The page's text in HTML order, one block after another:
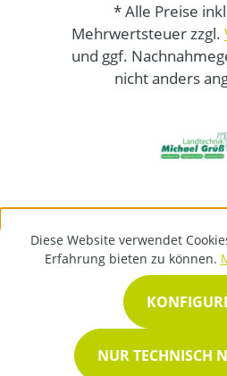
* Alle Preise
Mehrwertsteuer zzgl.
und ggf.
nicht anders
Diese Website verwendet
Erfahrung bieten zu können.
NUR TECHNISCH